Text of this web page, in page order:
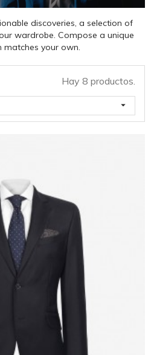
discoveries, a selection of
wardrobe. Compose a unique
matches your own.
Hay 8 productos.
